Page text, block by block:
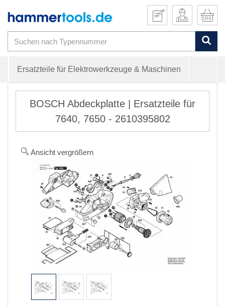
Ersatzteile für Elektrowerkzeuge & Maschinen
BOSCH Abdeckplatte | Ersatzteile für
7640, 7650 - 2610395802
Ansicht vergrößern